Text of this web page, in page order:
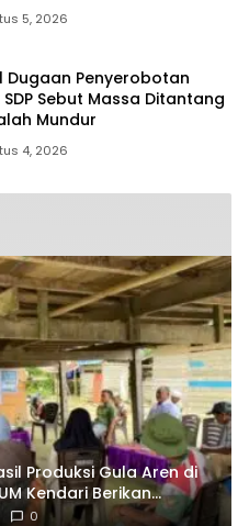
5, 2026
Dugaan Penyerobotan
SDP Sebut Massa Ditantang
Mundur
4, 2026
Produksi Gula Aren di
Kendari Berikan
Modern
0